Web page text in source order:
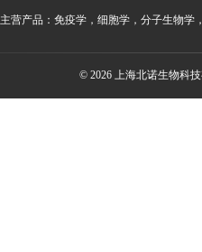
主营产品：免疫学，细胞学，分子生物学
© 2026 上海北诺生物科